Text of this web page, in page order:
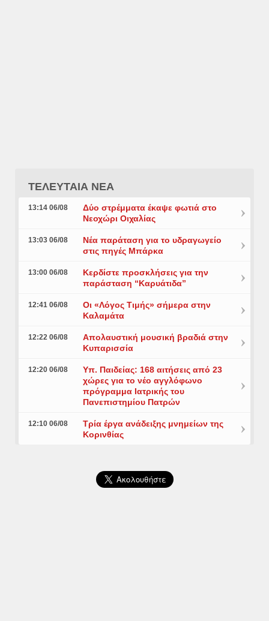
ΤΕΛΕΥΤΑΙΑ ΝΕΑ
13:14 06/08
Δύο στρέμματα έκαψε φωτιά στο
Νεοχώρι Οιχαλίας
13:03 06/08
Νέα παράταση για το υδραγωγείο
στις πηγές Μπάρκα
13:00 06/08
Κερδίστε προσκλήσεις για την
παράσταση “Καρυάτιδα”
12:41 06/08
Οι «Λόγος Τιμής» σήμερα στην
Καλαμάτα
12:22 06/08
Απολαυστική μουσική βραδιά στην
Κυπαρισσία
12:20 06/08
Υπ. Παιδείας: 168 αιτήσεις από 23
χώρες για το νέο αγγλόφωνο
πρόγραμμα Ιατρικής του
Πανεπιστημίου Πατρών
12:10 06/08
Τρία έργα ανάδειξης μνημείων της
Κορινθίας